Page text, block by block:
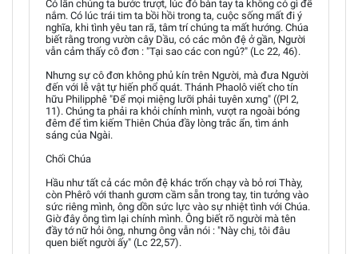
Có lần chúng ta bước trượt, lúc đó bàn tay ta không có gì để
nắm. Có lúc trái tim ta bồi hồi trong ta, cuộc sống mất đi ý
nghĩa, khi tình yêu tan rã, tâm trí chúng ta mất hướng. Chúa
biết rằng trong vườn cây Dầu, có các môn đệ ở gần, Người
vẫn cảm thấy cô đơn : "Tại sao các con ngủ?" (Lc 22, 46).
Nhưng sự cô đơn không phủ kín trên Người, mà đưa Người
đến với lễ vật tự hiến phổ quát. Thánh Phaolô viết cho tín
hữu Philipphê "Để mọi miệng lưỡi phải tuyên xưng" ((Pl 2,
11). Chúng ta phải ra khỏi chính mình, vượt ra ngoài bóng
đêm để tìm kiếm Thiên Chúa đầy lòng trắc ẩn, tìm ánh
sáng của Ngài.
Chối Chúa
Hầu như tất cả các môn đệ khác trốn chạy và bỏ rơi Thày,
còn Phêrô với thanh gươm cầm sẵn trong tay, tin tưởng vào
sức riêng mình, ông dồn sức lực vào sự nhiệt tình với Chúa.
Giờ đây ông tìm lại chính mình. Ông biết rõ người mà tên
đầy tớ nữ hỏi ông, nhưng ông vẫn nói : "Này chị, tôi đâu
quen biết người ấy" (Lc 22,57).